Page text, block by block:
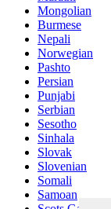
Mongolian
Burmese
Nepali
Norwegian
Pashto
Persian
Punjabi
Serbian
Sesotho
Sinhala
Slovak
Slovenian
Somali
Samoan